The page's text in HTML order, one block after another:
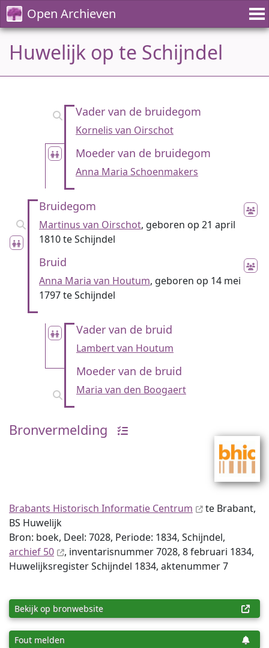
Open Archieven
Huwelijk op te Schijndel
Vader van de bruidegom
Kornelis van Oirschot
Moeder van de bruidegom
Anna Maria Schoenmakers
Bruidegom
Martinus van Oirschot, geboren op 21 april
1810 te Schijndel
Bruid
Anna Maria van Houtum, geboren op 14 mei
1797 te Schijndel
Vader van de bruid
Lambert van Houtum
Moeder van de bruid
Maria van den Boogaert
Bronvermelding
Brabants Historisch Informatie Centrum
te Brabant,
BS Huwelijk
Bron: boek, Deel: 7028, Periode: 1834, Schijndel,
archief 50
, inventaris­num­mer 7028, 8 februari 1834,
Huwelijksregister Schijndel 1834, aktenummer 7
Bekijk op bronwebsite
Fout melden